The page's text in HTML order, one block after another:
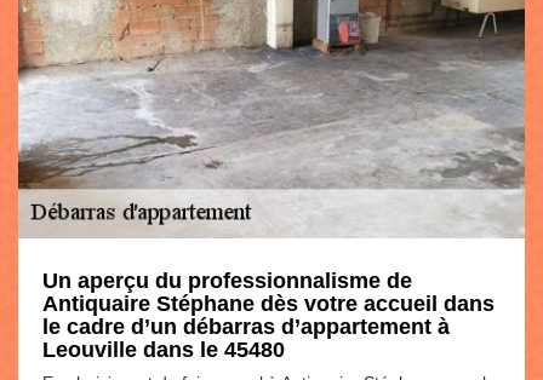
Un aperçu du professionnalisme de
Antiquaire Stéphane dès votre accueil dans
le cadre d’un débarras d’appartement à
Leouville dans le 45480